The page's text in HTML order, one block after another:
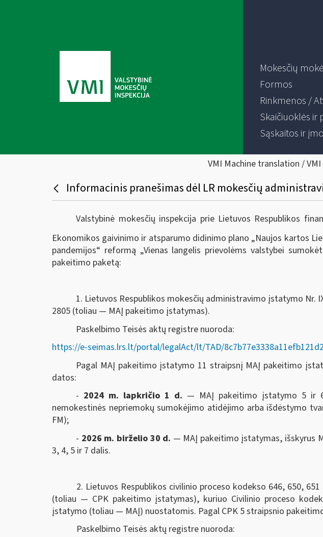
Mokesčių
Formos
Rinkmenos /
Skaičiuoklės ir
Sąskaitos ir
VMI Machine translation /
Informacinis pranešimas dėl LR mokesčių
Valstybinė mokesčių inspekcija prie Lietuvos Respublikos
Ekonomikos gaivinimo ir atsparumo didinimo plano „Naujos kartos
pandemijos“ reformą „Vienas langelis prievolėms valstybei
pakeitimo paketą:
1. Lietuvos Respublikos mokesčių administravimo įstatymo Nr.
2805 (toliau — MAĮ pakeitimo įstatymas).
Paskelbimo Teisės aktų registre nuoroda:
https://e-seimas.lrs.lt/portal/legalAct/lt/TAD/
Pagal MAĮ pakeitimo įstatymo 11 straipsnį MAĮ pakeitimo
datos:
- 2024 m. lapkričio 1 d. — MAĮ pakeitimo įstatymo 5 ir
nemokestinės nepriemokų sumokėjimo atidėjimo arba išdėstymo
FM);
- 2026 m. birželio 30 d. — MAĮ pakeitimo įstatymas, išskyrus
3, 4, 5 ir 7 dalis.
2. Lietuvos Respublikos civilinio proceso kodekso 646, 650,
(toliau — CPK pakeitimo įstatymas), kuriuo Civilinio proceso
įstatymo (toliau — MAĮ) nuostatomis. Pagal CPK 5 straipsnio
Paskelbimo Teisės aktų registre nuoroda: